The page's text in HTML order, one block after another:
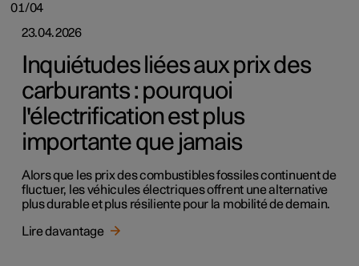
01/04
23.04.2026
Inquiétudes liées aux prix des
carburants : pourquoi
l'électrification est plus
importante que jamais
Alors que les prix des combustibles fossiles continuent de
fluctuer, les véhicules électriques offrent une alternative
plus durable et plus résiliente pour la mobilité de demain.
Lire davantage